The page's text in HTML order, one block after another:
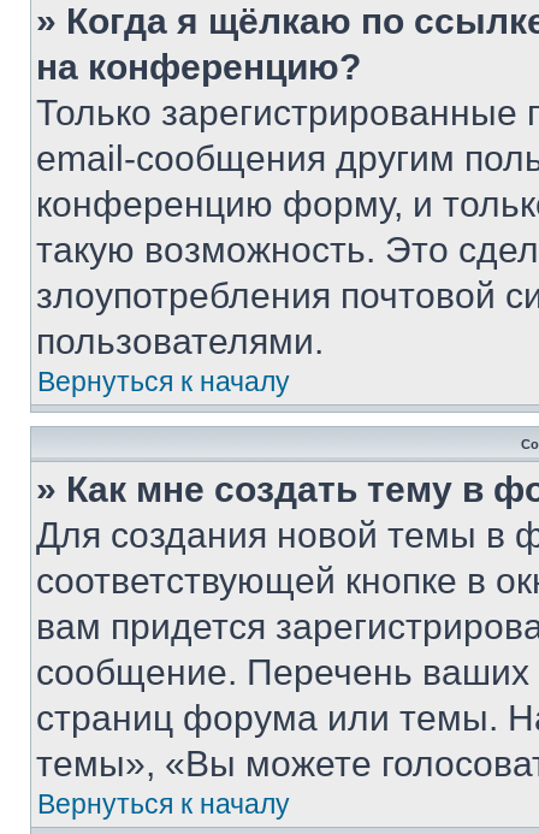
» Когда я щёлкаю по
на конференцию?
Только зарегистрированные
email-сообщения другим
конференцию форму, и
такую возможность. Это
злоупотребления почтовой
пользователями.
Вернуться к началу
» Как мне создать тему в
Для создания новой темы в
соответствующей кнопке в
вам придется
сообщение. Перечень ваших
страниц форума или темы.
темы», «Вы можете
Вернуться к началу